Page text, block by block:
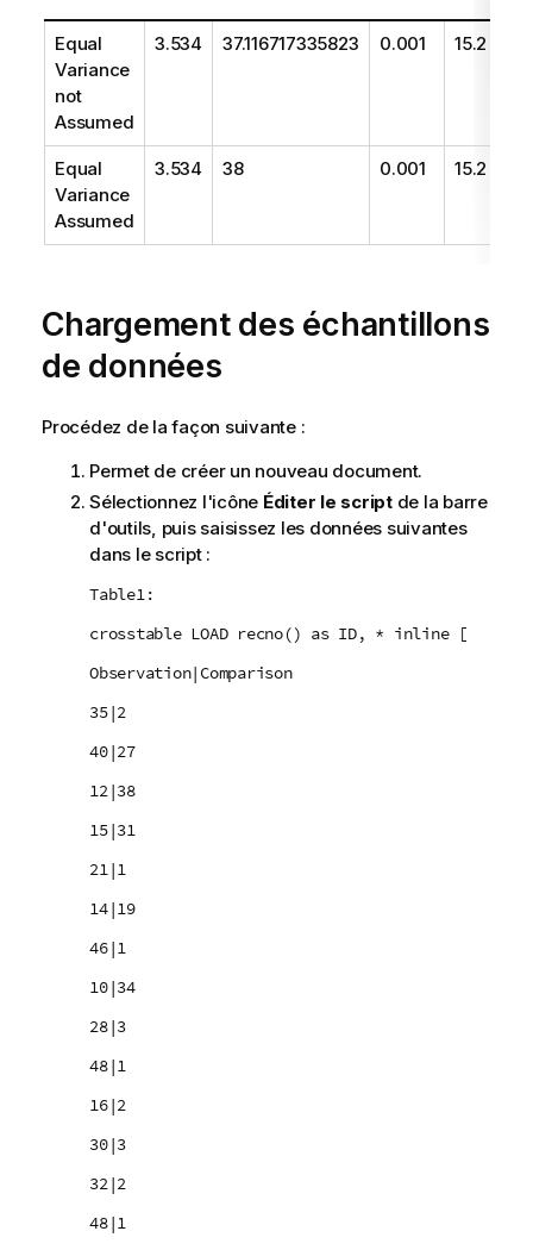
Equal
Variance
not
Assumed
3.534 37.116717335823 0.001 15.2
Equal
Variance
Assumed
3.534 38 0.001 15.2
Chargement des échantillons
de données
Procédez de la façon suivante :
Permet de créer un nouveau document.
Sélectionnez l'icône Éditer le scriptde la barre
d'outils, puis saisissez les données suivantes
dans le script :
Table1:
crosstable LOAD recno() as ID, * inline [
Observation|Comparison
35|2
40|27
12|38
15|31
21|1
14|19
46|1
10|34
28|3
48|1
16|2
30|3
32|2
48|1